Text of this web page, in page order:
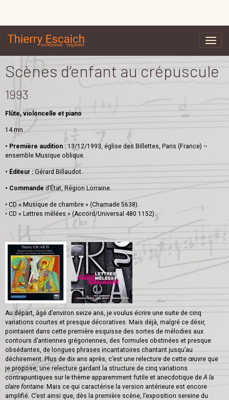
Scènes d’enfant au crépuscule
1993
Flûte, violoncelle et piano
14 mn
• Première audition : 13/12/1993, église des Billettes, Paris (France) –
ensemble Musique oblique.
• Éditeur : Gérard Billaudot.
• Commande d’État, Région Lorraine.
• CD « Musique de chambre » (Chamade 5638).
• CD « Lettres mêlées » (Accord/Universal 480 1152).
Au départ, âgé d’environ seize ans, je voulus écrire une suite de cinq
variations courtes et presque décoratives. Mais déjà, malgré ce désir,
pointaient dans cette première esquisse des sortes de mélodies aux
contours d’antiennes grégoriennes, des formules obstinées et presque
obsédantes, de longues phrases incantatoires chantant jusqu’au
déchirement. Plus de dix ans après, c’est une relecture de cette œuvre que
je propose, une relecture gardant la structure de cinq variations
contrapuntiques sur le thème apparemment futile et anecdotique deÀ la
claire fontaine. Mais ce qui caractérise la version antérieure est encore
amplifié. C’est ainsi que, dès la première scène, l’exposition sereine du